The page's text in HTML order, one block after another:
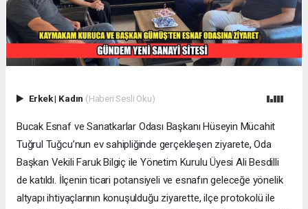
Erkek| Kadın (Haberi Sesli Oku)
Bucak Esnaf ve Sanatkarlar Odası Başkanı Hüseyin Mücahit
Tuğrul Tuğcu’nun ev sahipliğinde gerçekleşen ziyarete, Oda
Başkan Vekili Faruk Bilgiç ile Yönetim Kurulu Üyesi Ali Besdilli
de katıldı. İlçenin ticari potansiyeli ve esnafın geleceğe yönelik
altyapı ihtiyaçlarının konuşulduğu ziyarette, ilçe protokolü ile